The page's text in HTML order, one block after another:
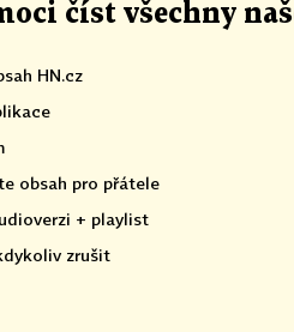
číst všechny
HN.cz
obsah pro přátele
+ playlist
zrušit